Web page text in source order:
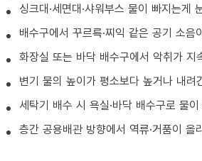
싱크대·세면대·샤워부스 물이 빠지는게
배수구에서 꾸르륵·찌익 같은 공기 소음
화장실 또는 바닥 배수구에서 악취가 지
변기 물의 높이가 평소보다 높거나 내려
세탁기 배수 시 욕실·바닥 배수구로 물
층간 공용배관 방향에서 역류·거품이 올